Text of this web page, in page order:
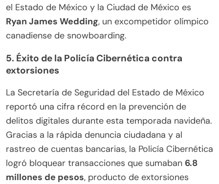
el Estado de México y la Ciudad de México es
Ryan James Wedding, un excompetidor olímpico
canadiense de snowboarding.
5. Éxito de la Policía Cibernética contra
extorsiones
La Secretaría de Seguridad del Estado de México
reportó una cifra récord en la prevención de
delitos digitales durante esta temporada navideña.
Gracias a la rápida denuncia ciudadana y al
rastreo de cuentas bancarias, la Policía Cibernética
logró bloquear transacciones que sumaban 6.8
millones de pesos, producto de extorsiones